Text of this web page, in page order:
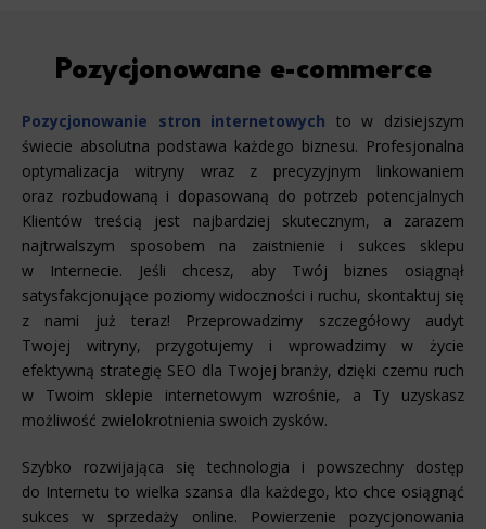
Pozycjonowane e-commerce
Pozycjonowanie stron internetowych to w dzisiejszym
świecie absolutna podstawa każdego biznesu. Profesjonalna
optymalizacja witryny wraz z precyzyjnym linkowaniem
oraz rozbudowaną i dopasowaną do potrzeb potencjalnych
Klientów treścią jest najbardziej skutecznym, a zarazem
najtrwalszym sposobem na zaistnienie i sukces sklepu
w Internecie. Jeśli chcesz, aby Twój biznes osiągnął
satysfakcjonujące poziomy widoczności i ruchu, skontaktuj się
z nami już teraz! Przeprowadzimy szczegółowy audyt
Twojej witryny, przygotujemy i wprowadzimy w życie
efektywną strategię SEO dla Twojej branży, dzięki czemu ruch
w Twoim sklepie internetowym wzrośnie, a Ty uzyskasz
możliwość zwielokrotnienia swoich zysków.
Szybko rozwijająca się technologia i powszechny dostęp
do Internetu to wielka szansa dla każdego, kto chce osiągnąć
sukces w sprzedaży online. Powierzenie pozycjonowania